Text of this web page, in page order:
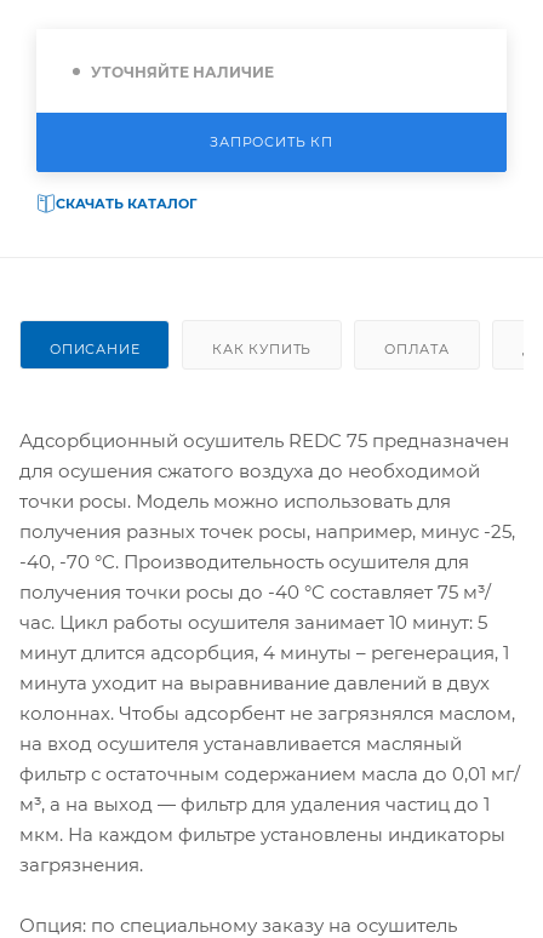
УТОЧНЯЙТЕ НАЛИЧИЕ
ЗАПРОСИТЬ КП
СКАЧАТЬ КАТАЛОГ
ОПИСАНИЕ КАК КУПИТЬ ОПЛАТА
Адсорбционный осушитель REDC 75 предназначен
для осушения сжатого воздуха до необходимой
точки росы. Модель можно использовать для
получения разных точек росы, например, минус -25,
-40, -70 °C. Производительность осушителя для
получения точки росы до -40 °C составляет 75 м³/
час. Цикл работы осушителя занимает 10 минут: 5
минут длится адсорбция, 4 минуты – регенерация, 1
минута уходит на выравнивание давлений в двух
колоннах. Чтобы адсорбент не загрязнялся маслом,
на вход осушителя устанавливается масляный
фильтр с остаточным содержанием масла до 0,01 мг/
м³, а на выход — фильтр для удаления частиц до 1
мкм. На каждом фильтре установлены индикаторы
загрязнения.
Опция: по специальному заказу на осушитель